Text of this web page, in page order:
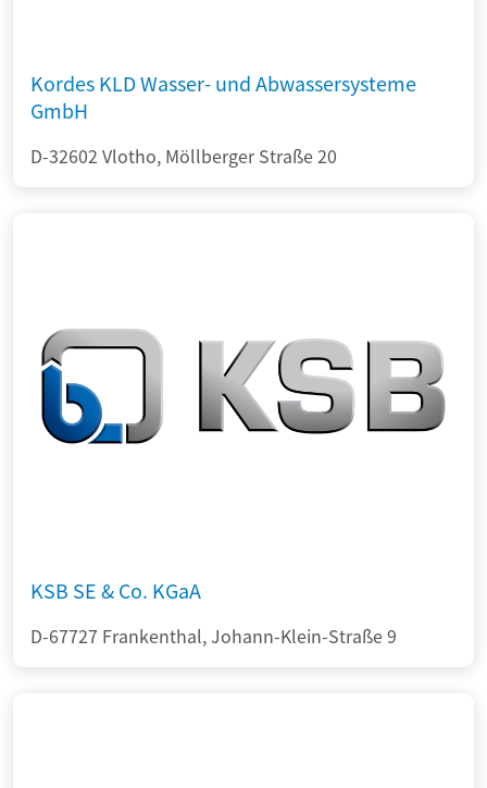
Kordes KLD Wasser- und Abwassersysteme
GmbH
D-32602 Vlotho, Möllberger Straße 20
KSB SE & Co. KGaA
D-67727 Frankenthal, Johann-Klein-Straße 9